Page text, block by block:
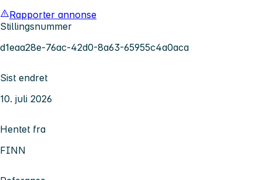
Rapporter annonse
Stillingsnummer
d1eaa28e-76ac-42d0-8a63-65955c4a0aca
Sist endret
10. juli 2026
Hentet fra
FINN